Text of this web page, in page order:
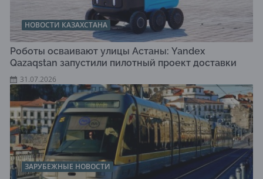
НОВОСТИ КАЗАХСТАНА
Роботы осваивают улицы Астаны: Yandex
Qazaqstan запустили пилотный проект доставки
31.07.2026
ЗАРУБЕЖНЫЕ НОВОСТИ